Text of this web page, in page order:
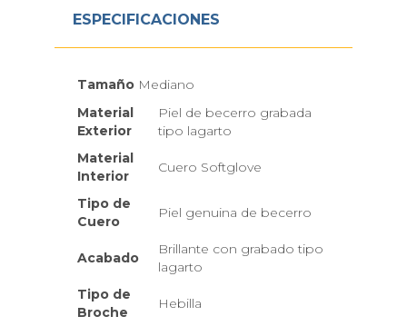
ESPECIFICACIONES
Tamaño Mediano
Material
Exterior
Piel de becerro grabada
tipo lagarto
Material
Interior
Cuero Softglove
Tipo de
Cuero
Piel genuina de becerro
Acabado
Brillante con grabado tipo
lagarto
Tipo de
Broche
Hebilla